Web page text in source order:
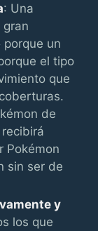
: Una
porque un
el tipo
que
de
Pokémon
sin ser de
y
los que